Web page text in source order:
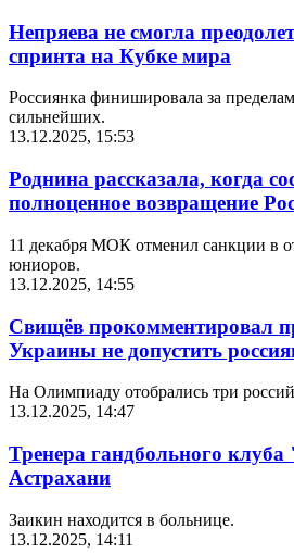
Непряева не смогла
спринта на Кубке мира
Россиянка финишировала за
сильнейших.
13.12.2025, 15:53
Роднина рассказала, когда
полноценное возвращение
11 декабря МОК отменил санкции в
юниоров.
13.12.2025, 14:55
Свищёв прокомментировал
Украины не допустить
На Олимпиаду отобрались три
13.12.2025, 14:47
Тренера гандбольного
Астрахани
Заикин находится в больнице.
13.12.2025, 14:11